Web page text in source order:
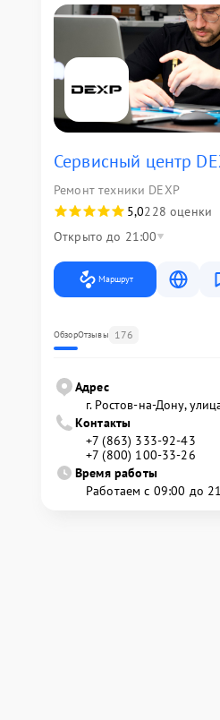
Сервисный центр
Ремонт техники DEXP
5,0228 оценки
Открыто до 21:00
Маршрут
ОбзорОтзывы 176
Адрес
г. Ростов-на-Дону,
Контакты
+7 (863) 333-92-43
+7 (800) 100-33-26
Время работы
Работаем с 09:00 до